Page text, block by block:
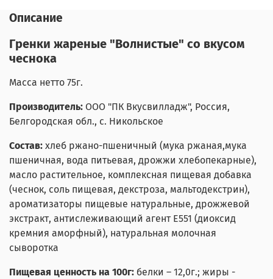
Описание
Гренки жареные "Волнистые" со вкусом
чеснока
Масса нетто 75г.
Производитель: ООО "ПК Вкусвилладж", Россия,
Белгородская обл., с. Никольское
Состав: хлеб ржано-пшеничный (мука ржаная,мука
пшеничная, вода питьевая, дрожжи хлебопекарные),
масло растительное, комплексная пищевая добавка
(чеснок, соль пищевая, декстроза, мальтодекстрин),
ароматизаторы пищевые натуральные, дрожжевой
экстракт, антислеживающий агент Е551 (диоксид
кремния аморфный), натуральная молочная
сыворотка
Пищевая ценность на 100г: белки – 12,0г.; жиры -